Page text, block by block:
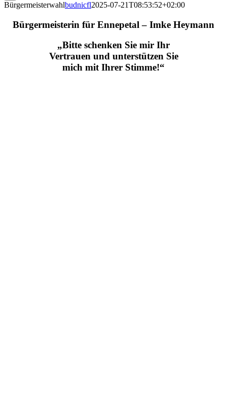
Bürgermeisterwahlbudnicfl2025-07-21T08:53:52+02:00
Bürgermeisterin für Ennepetal – Imke Heymann
„Bitte schenken Sie mir Ihr
Vertrauen und unterstützen Sie
mich mit Ihrer Stimme!“